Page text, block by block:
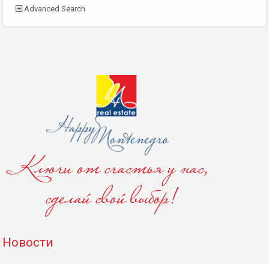
Advanced Search
Новости